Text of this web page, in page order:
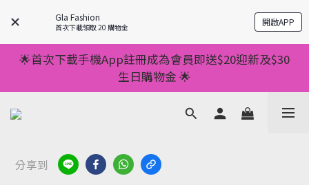
Gla Fashion
首次下載領取 20 購物金 開啟APP
💥正價服裝滿減優惠💥 ✅一件起包順豐 ✅第二件起減
$20 ✅第三件減$40    如此類推⬆不設上限
💥正價服裝滿減優惠💥 ✅一件起包順豐 ✅第二件起減
$20 ✅第三件減$40    如此類推⬆不設上限
🌟首次下載手機App註冊成為會員即送$20迎新及$30
生日購物金 🌟
🌟手機App消費儲積分當購物金用🌟消費1元有1分 🌟
累積滿100分可當1元使用🌟
💥正價服裝滿減優惠💥 ✅一件起包順豐 ✅第二件起減
$20 ✅第三件減$40    如此類推⬆不設上限
分享到